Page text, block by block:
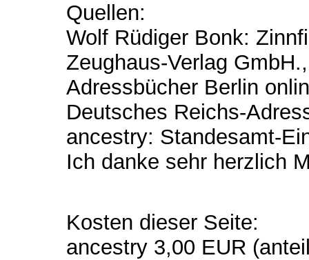
Quellen:
Wolf Rüdiger Bonk:
Zeughaus-Verlag
Adressbücher Berlin
Deutsches Reichs-
ancestry: Standesamt-
Ich danke sehr herzlich
Kosten dieser Seite:
ancestry 3,00 EUR